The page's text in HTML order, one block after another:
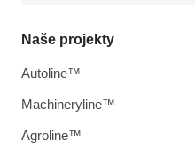
Naše projekty
Autoline™
Machineryline™
Agroline™